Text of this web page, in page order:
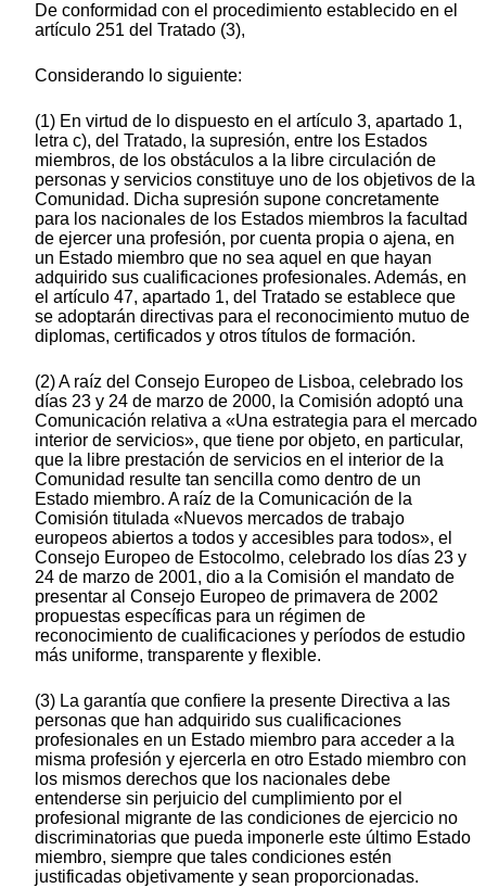
De conformidad con el procedimiento establecido en el
artículo 251 del Tratado (3),
Considerando lo siguiente:
(1) En virtud de lo dispuesto en el artículo 3, apartado 1,
letra c), del Tratado, la supresión, entre los Estados
miembros, de los obstáculos a la libre circulación de
personas y servicios constituye uno de los objetivos de la
Comunidad. Dicha supresión supone concretamente
para los nacionales de los Estados miembros la facultad
de ejercer una profesión, por cuenta propia o ajena, en
un Estado miembro que no sea aquel en que hayan
adquirido sus cualificaciones profesionales. Además, en
el artículo 47, apartado 1, del Tratado se establece que
se adoptarán directivas para el reconocimiento mutuo de
diplomas, certificados y otros títulos de formación.
(2) A raíz del Consejo Europeo de Lisboa, celebrado los
días 23 y 24 de marzo de 2000, la Comisión adoptó una
Comunicación relativa a «Una estrategia para el mercado
interior de servicios», que tiene por objeto, en particular,
que la libre prestación de servicios en el interior de la
Comunidad resulte tan sencilla como dentro de un
Estado miembro. A raíz de la Comunicación de la
Comisión titulada «Nuevos mercados de trabajo
europeos abiertos a todos y accesibles para todos», el
Consejo Europeo de Estocolmo, celebrado los días 23 y
24 de marzo de 2001, dio a la Comisión el mandato de
presentar al Consejo Europeo de primavera de 2002
propuestas específicas para un régimen de
reconocimiento de cualificaciones y períodos de estudio
más uniforme, transparente y flexible.
(3) La garantía que confiere la presente Directiva a las
personas que han adquirido sus cualificaciones
profesionales en un Estado miembro para acceder a la
misma profesión y ejercerla en otro Estado miembro con
los mismos derechos que los nacionales debe
entenderse sin perjuicio del cumplimiento por el
profesional migrante de las condiciones de ejercicio no
discriminatorias que pueda imponerle este último Estado
miembro, siempre que tales condiciones estén
justificadas objetivamente y sean proporcionadas.